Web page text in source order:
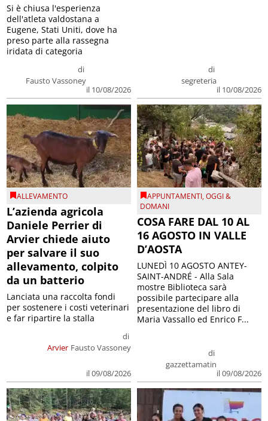
di
Fausto Vassoney
il 10/08/2026
Si è chiusa l'esperienza
dell'atleta valdostana a
Eugene, Stati Uniti, dove ha
preso parte alla rassegna
iridata di categoria
di
segreteria
il 10/08/2026
ALLEVAMENTO
L’azienda agricola
Daniele Perrier di
Arvier chiede aiuto
per salvare il suo
allevamento, colpito
da un batterio
Arvier
di
Fausto Vassoney
il 09/08/2026
Lanciata una raccolta fondi
per sostenere i costi veterinari
e far ripartire la stalla
APPUNTAMENTI,OGGI &
DOMANI
COSA FARE DAL 10 AL
16 AGOSTO IN VALLE
D’AOSTA
di
gazzettamatin
il 09/08/2026
LUNEDÌ 10 AGOSTO ANTEY-
SAINT-ANDRÉ - Alla Sala
mostre Biblioteca sarà
possibile partecipare alla
presentazione del libro di
Maria Vassallo ed Enrico F...